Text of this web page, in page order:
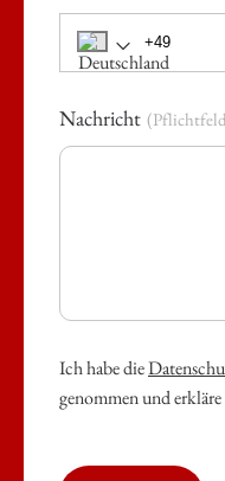
Nachricht Pflichtfeld
Ich habe die
genommen und